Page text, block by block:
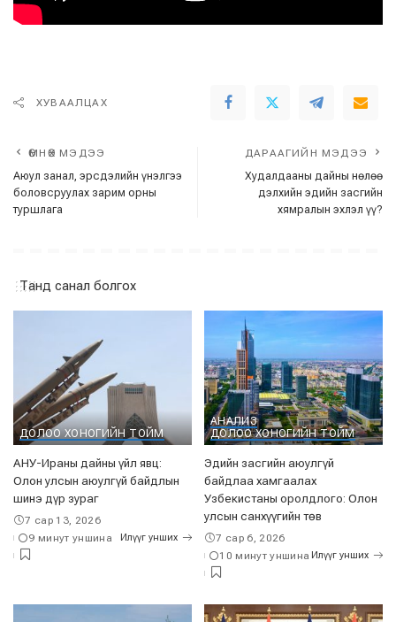
ХУВААЛЦАХ
ӨМНӨХ МЭДЭЭ
Аюул занал, эрсдэлийн үнэлгээ
боловсруулах зарим орны
туршлага
ДАРААГИЙН МЭДЭЭ
Худалдааны дайны нөлөө
дэлхийн эдийн засгийн
хямралын эхлэл үү?
Танд санал болгох
ДОЛОО ХОНОГИЙН ТОЙМ
АНУ-Ираны дайны үйл явц:
Олон улсын аюулгүй байдлын
шинэ дүр зураг
7 сар 13, 2026
9 минут уншина
Илүүг унших
АНАЛИЗ
ДОЛОО ХОНОГИЙН ТОЙМ
Эдийн засгийн аюулгүй
байдлаа хамгаалах
Узбекистаны оролдлого: Олон
улсын санхүүгийн төв
7 сар 6, 2026
10 минут уншина Илүүг унших